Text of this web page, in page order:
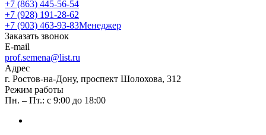
+7 (863) 445-56-54
+7 (928) 191-28-62
+7 (903) 463-93-83Менеджер
Заказать звонок
E-mail
prof.semena@list.ru
Адрес
г. Ростов-на-Дону, проспект Шолохова, 312
Режим работы
Пн. – Пт.: с 9:00 до 18:00